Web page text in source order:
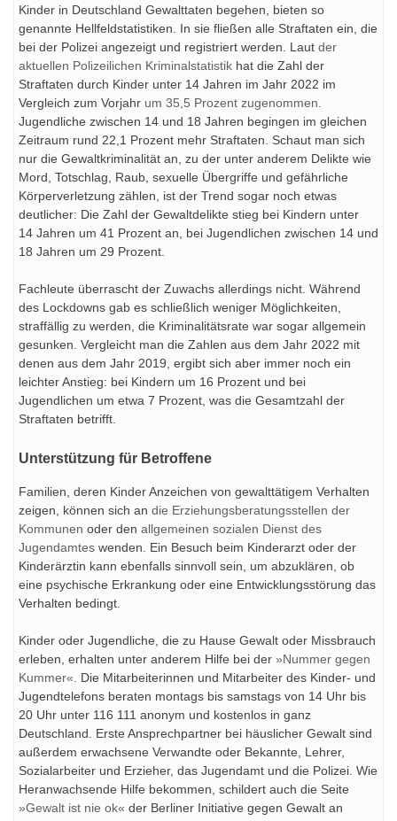
Kinder in Deutschland Gewalttaten begehen, bieten so
genannte Hellfeldstatistiken. In sie fließen alle Straftaten ein, die
bei der Polizei angezeigt und registriert werden. Laut der
aktuellen Polizeilichen Kriminalstatistik hat die Zahl der
Straftaten durch Kinder unter 14 Jahren im Jahr 2022 im
Vergleich zum Vorjahr um 35,5 Prozent zugenommen.
Jugendliche zwischen 14 und 18 Jahren begingen im gleichen
Zeitraum rund 22,1 Prozent mehr Straftaten. Schaut man sich
nur die Gewaltkriminalität an, zu der unter anderem Delikte wie
Mord, Totschlag, Raub, sexuelle Übergriffe und gefährliche
Körperverletzung zählen, ist der Trend sogar noch etwas
deutlicher: Die Zahl der Gewaltdelikte stieg bei Kindern unter
14 Jahren um 41 Prozent an, bei Jugendlichen zwischen 14 und
18 Jahren um 29 Prozent.
Fachleute überrascht der Zuwachs allerdings nicht. Während
des Lockdowns gab es schließlich weniger Möglichkeiten,
straffällig zu werden, die Kriminalitätsrate war sogar allgemein
gesunken. Vergleicht man die Zahlen aus dem Jahr 2022 mit
denen aus dem Jahr 2019, ergibt sich aber immer noch ein
leichter Anstieg: bei Kindern um 16 Prozent und bei
Jugendlichen um etwa 7 Prozent, was die Gesamtzahl der
Straftaten betrifft.
Unterstützung für Betroffene
Familien, deren Kinder Anzeichen von gewalttätigem Verhalten
zeigen, können sich an die Erziehungsberatungsstellen der
Kommunen oder den allgemeinen sozialen Dienst des
Jugendamtes wenden. Ein Besuch beim Kinderarzt oder der
Kinderärztin kann ebenfalls sinnvoll sein, um abzuklären, ob
eine psychische Erkrankung oder eine Entwicklungsstörung das
Verhalten bedingt.
Kinder oder Jugendliche, die zu Hause Gewalt oder Missbrauch
erleben, erhalten unter anderem Hilfe bei der »Nummer gegen
Kummer«.
Die Mitarbeiterinnen und Mitarbeiter des Kinder- und
Jugendtelefons beraten montags bis samstags von 14 Uhr bis
20 Uhr unter 116 111 anonym und kostenlos in ganz
Deutschland. Erste Ansprechpartner bei häuslicher Gewalt sind
außerdem erwachsene Verwandte oder Bekannte, Lehrer,
Sozialarbeiter und Erzieher, das Jugendamt und die Polizei. Wie
Heranwachsende Hilfe bekommen, schildert auch die Seite
»Gewalt ist nie ok« der Berliner Initiative gegen Gewalt an